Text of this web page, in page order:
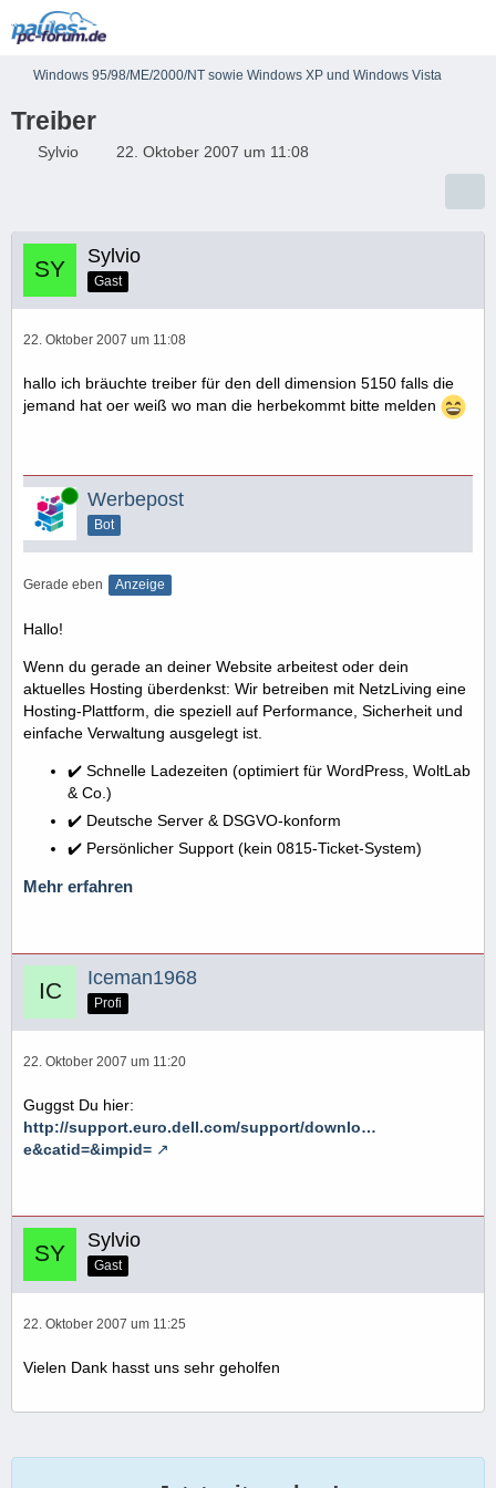
Windows 95/98/ME/2000/NT sowie Windows XP und Windows Vista
Treiber
Sylvio 22. Oktober 2007 um 11:08
Sylvio
Gast
22. Oktober 2007 um 11:08
hallo ich bräuchte treiber für den dell dimension 5150 falls die
jemand hat oer weiß wo man die herbekommt bitte melden
Online Werbepost
Bot
Gerade eben Anzeige
Hallo!
Wenn du gerade an deiner Website arbeitest oder dein
aktuelles Hosting überdenkst: Wir betreiben mit NetzLiving eine
Hosting-Plattform, die speziell auf Performance, Sicherheit und
einfache Verwaltung ausgelegt ist.
✔️ Schnelle Ladezeiten (optimiert für WordPress, WoltLab
& Co.)
✔️ Deutsche Server & DSGVO-konform
✔️ Persönlicher Support (kein 0815-Ticket-System)
Mehr erfahren
Iceman1968
Profi
22. Oktober 2007 um 11:20
Guggst Du hier:
http://support.euro.dell.com/support/downlo…
e&catid=&impid=
Sylvio
Gast
22. Oktober 2007 um 11:25
Vielen Dank hasst uns sehr geholfen